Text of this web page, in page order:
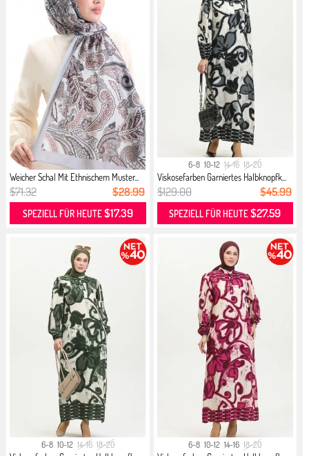
Weicher Schal Mit Ethnischem Muster...
$71.32 $28.99
SPEZIELL FÜR HEUTE$17.39
6-8 10-12 14-16 18-20
Viskosefarben Garniertes Halbknopfk...
$129.00 $45.99
SPEZIELL FÜR HEUTE$27.59
6-8 10-12 14-16 18-20 6-8 10-12 14-16 18-20